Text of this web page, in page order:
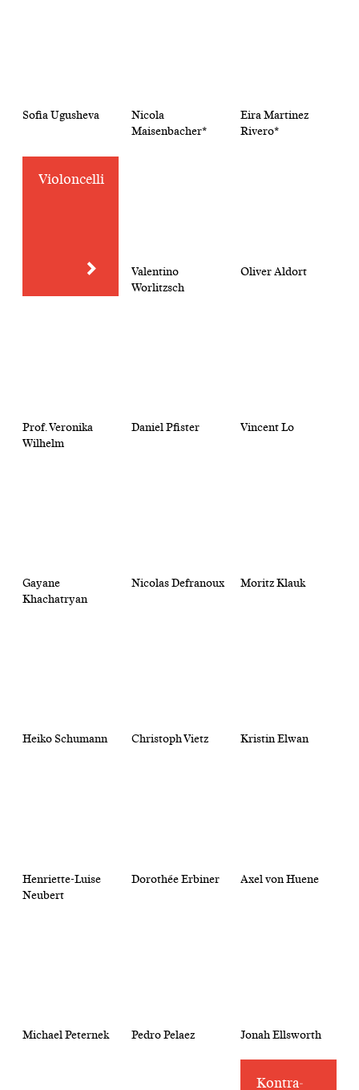
Sofia Ugusheva
Nicola
Maisenbacher*
Eira Martinez
Rivero*
Violoncelli
Valentino
Worlitzsch
Oliver Aldort
Prof. Veronika
Wilhelm
Daniel Pfister Vincent Lo
Gayane
Khachatryan
Nicolas Defranoux Moritz Klauk
Heiko Schumann Christoph Vietz Kristin Elwan
Henriette-Luise
Neubert
Dorothée Erbiner Axel von Huene
Michael Peternek Pedro Pelaez Jonah Ellsworth
Kontra­